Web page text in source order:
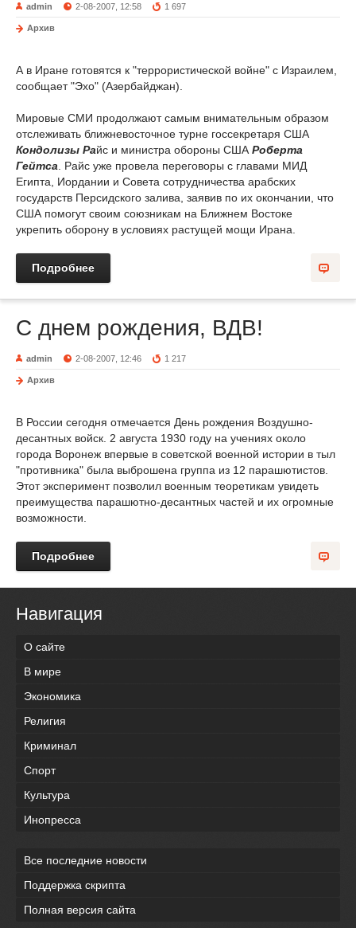
admin 2-08-2007, 12:58 1 697
Архив
А в Иране готовятся к "террористической войне" с Израилем,
сообщает "Эхо" (Азербайджан).
Мировые СМИ продолжают самым внимательным образом
отслеживать ближневосточное турне госсекретаря США
Кондолизы Райс и министра обороны США Роберта
Гейтса . Райс уже провела переговоры с главами МИД
Египта, Иордании и Совета сотрудничества арабских
государств Персидского залива, заявив по их окончании, что
США помогут своим союзникам на Ближнем Востоке
укрепить оборону в условиях растущей мощи Ирана.
Подробнее
С днем рождения, ВДВ!
admin 2-08-2007, 12:46 1 217
Архив
В России сегодня отмечается День рождения Воздушно-
десантных войск. 2 августа 1930 году на учениях около
города Воронеж впервые в советской военной истории в тыл
"противника" была выброшена группа из 12 парашютистов.
Этот эксперимент позволил военным теоретикам увидеть
преимущества парашютно-десантных частей и их огромные
возможности.
Подробнее
Навигация
О сайте
В мире
Экономика
Религия
Криминал
Спорт
Культура
Инопресса
Все последние новости
Поддержка скрипта
Полная версия сайта